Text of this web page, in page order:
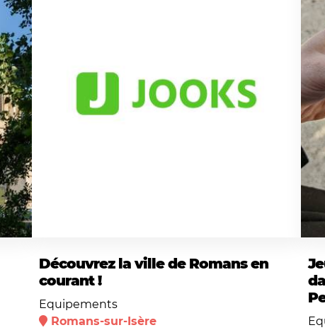
Découvrez la ville de Romans en
courant !
Equipements
Romans-sur-Isère